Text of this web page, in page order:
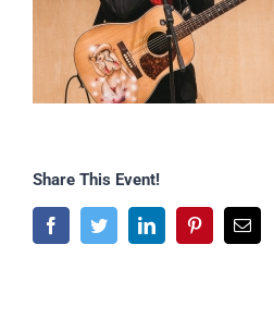
Share This Event!
FacebookTwitterLinkedInPinterestE-
Mail